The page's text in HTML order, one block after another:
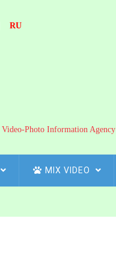
RU
Photo Information Agency
MIX VIDEO